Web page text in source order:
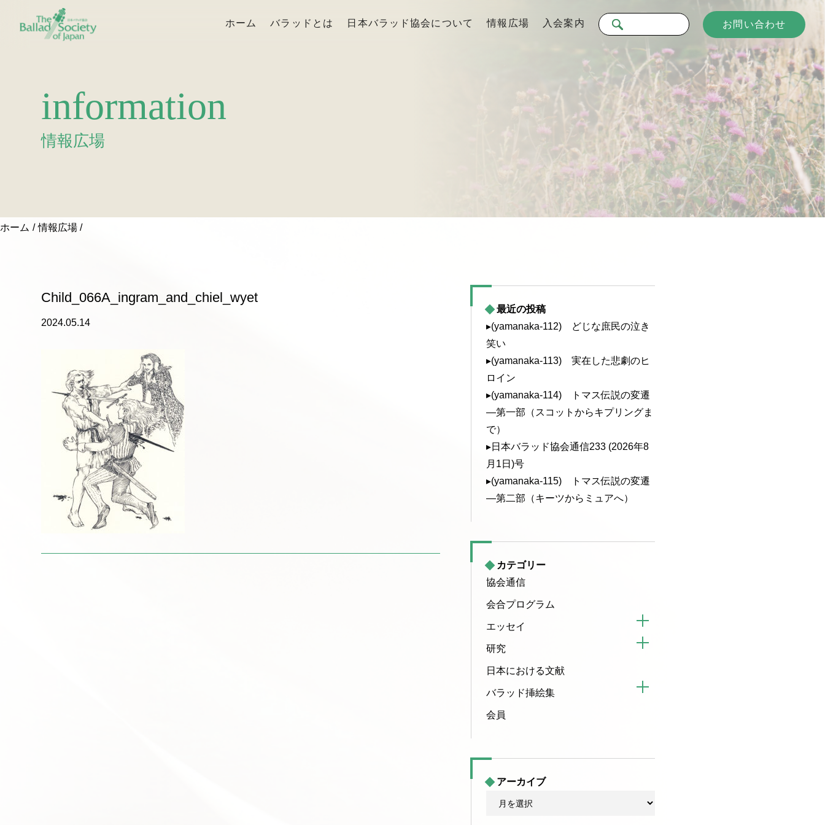
ホーム バラッドとは 日本バラッド協会について 情報広場 入会案内 お問い合わせ
information
情報広場
ホーム 情報広場
Child_066A_ingram_and_chiel_wyet
2024.05.14
最近の投稿
▸(yamanaka-112) どじな庶民の泣き
笑い
▸(yamanaka-113) 実在した悲劇のヒ
ロイン
▸(yamanaka-114) トマス伝説の変遷
—第一部（スコットからキプリングま
で）
▸日本バラッド協会通信233 (2026年8
月1日)号
▸(yamanaka-115) トマス伝説の変遷
—第二部（キーツからミュアへ）
カテゴリー
協会通信
会合プログラム
エッセイ
研究
日本における文献
バラッド挿絵集
会員
アーカイブ